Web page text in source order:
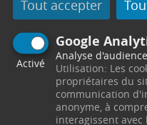
Tout accepter
Google
Activé
Analyse d'audience
Utilisation: Les
propriétaires du
communication
anonyme, à
interagissent avec
Pour vous inscrire,
ci-dessous(un
majeure comme
ATTENTION !
Protection des
Conformément au